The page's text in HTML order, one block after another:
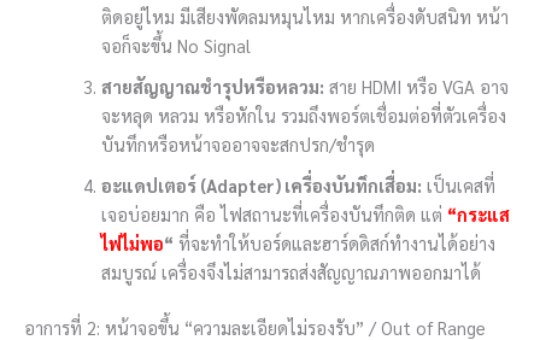
ติดอยู่ไหม มีเสียงพัดลมหมุนไหม หากเครื่องดับสนิท หน้า
จอก็จะขึ้น No Signal
สายสัญญาณชำรุปหรือหลวม: สาย HDMI หรือ VGA อาจ
จะหลุด หลวม หรือหักใน รวมถึงพอร์ตเชื่อมต่อที่ตัวเครื่อง
บันทึกหรือหน้าจออาจจะสกปรก/ชำรุด
อะแดปเตอร์ (Adapter) เครื่องบันทึกเสื่อม: เป็นเคสที่
เจอบ่อยมาก คือ ไฟสถานะที่เครื่องบันทึกติด แต่ “กระแส
ไฟไม่พอ“ ที่จะทำให้บอร์ดและฮาร์ดดิสก์ทำงานได้อย่าง
สมบูรณ์ เครื่องจึงไม่สามารถส่งสัญญาณภาพออกมาได้
อาการที่ 2: หน้าจอขึ้น “ความละเอียดไม่รองรับ” / Out of Range